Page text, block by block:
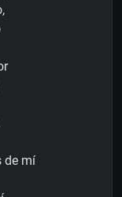
de mí